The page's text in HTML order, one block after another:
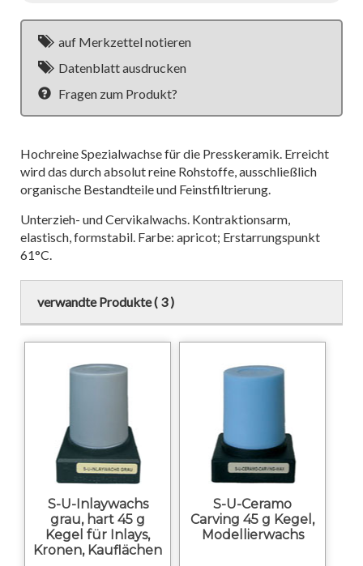
auf Merkzettel notieren
Datenblatt ausdrucken
Fragen zum Produkt?
Hochreine Spezialwachse für die Presskeramik. Erreicht
wird das durch absolut reine Rohstoffe, ausschließlich
organische Bestandteile und Feinstfiltrierung.
Unterzieh- und Cervikalwachs. Kontraktionsarm,
elastisch, formstabil. Farbe: apricot; Erstarrungspunkt
61°C.
verwandte Produkte ( 3 )
S-U-Inlaywachs
grau, hart 45 g
Kegel für Inlays,
Kronen, Kauflächen
S-U-Ceramo
Carving 45 g Kegel,
Modellierwachs